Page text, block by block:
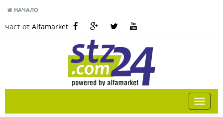
НАЧАЛО
част от Alfamarket